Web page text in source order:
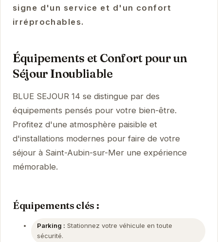
signe d'un service et d'un confort
irréprochables.
Équipements et Confort pour un
Séjour Inoubliable
BLUE SEJOUR 14 se distingue par des
équipements pensés pour votre bien-être.
Profitez d'une atmosphère paisible et
d'installations modernes pour faire de votre
séjour à Saint-Aubin-sur-Mer une expérience
mémorable.
Équipements clés :
Parking : Stationnez votre véhicule en toute
sécurité.